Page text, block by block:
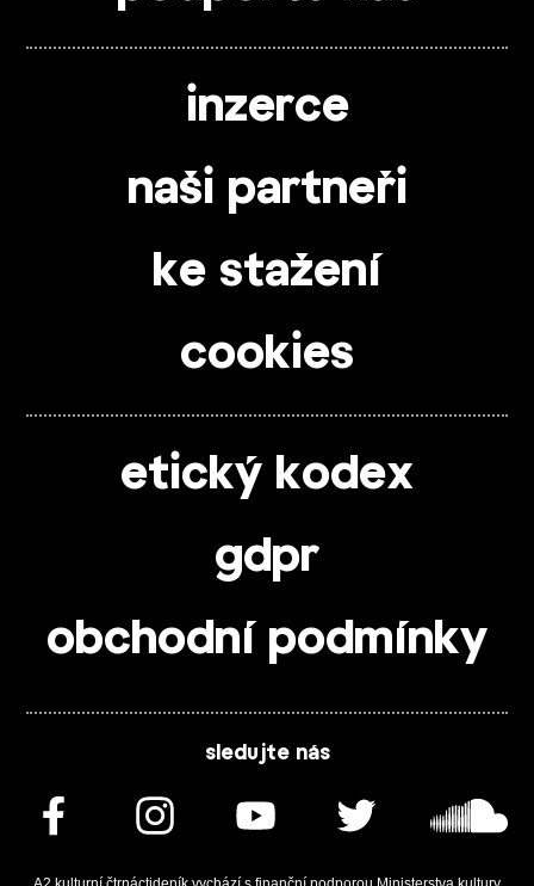
inzerce
naši partneři
ke stažení
cookies
etický kodex
gdpr
obchodní podmínky
sledujte nás